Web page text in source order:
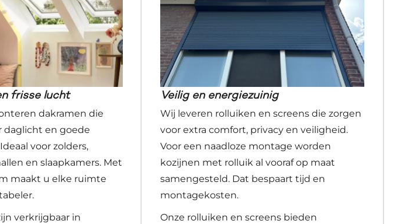
frisse lucht
dakramen die
daglicht en goede
voor zolders,
en slaapkamers. Met
maakt u elke ruimte
verkrijgbaar in
Veilig en energiezuinig
Wij leveren rolluiken en screens die zorgen
voor extra comfort, privacy en veiligheid.
Voor een naadloze montage worden
kozijnen met rolluik al vooraf op maat
samengesteld. Dat bespaart tijd en
montagekosten.
Onze rolluiken en screens bieden